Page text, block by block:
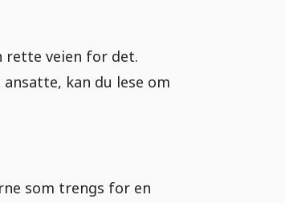
rette veien for det.
kan du lese om
som trengs for en